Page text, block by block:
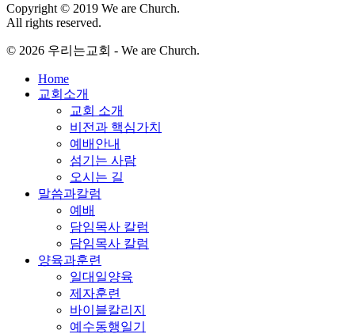
Copyright © 2019 We are Church.
All rights reserved.
© 2026 우리는교회 - We are Church.
Close
Menu
Home
교회소개
교회 소개
비전과 핵심가치
예배안내
섬기는 사람
오시는 길
말씀과칼럼
예배
담임목사 칼럼
담임목사 칼럼
양육과훈련
일대일양육
제자훈련
바이블칼리지
예수동행일기